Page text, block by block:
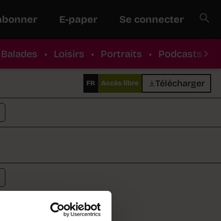
E-paper Se connecter
Balades • Loisirs • Portraits • Podcasts
FR Accès libre Télécharger
pression avec